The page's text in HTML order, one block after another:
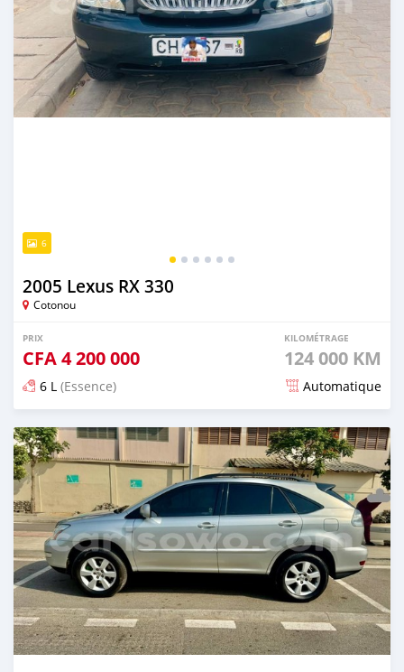
6
2005 Lexus RX 330
Cotonou
PRIX
CFA4 200 000
KILOMÉTRAGE
124 000 KM
6 L (Essence) Automatique
Publié il y a 2 mois